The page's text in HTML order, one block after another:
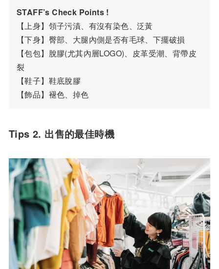
STAFF’s Check Points !
【上身】領子污漬、有沒有染色、泛黃
【下身】臀部、大腿內側是否有毛球、下擺破損
【包包】脫膠(尤其內層LOGO)、皮革受潮、背帶皮
裂
【鞋子】鞋底脫膠
【飾品】褪色、掉色
Tips 2. 出售的最佳時機